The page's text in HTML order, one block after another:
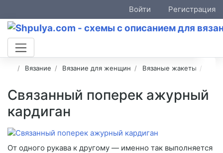
Войти Регистрация
Вязание Вязание для женщин Вязаные жакеты
Связанный поперек ажурный
кардиган
От одного рукава к другому — именно так выполняется